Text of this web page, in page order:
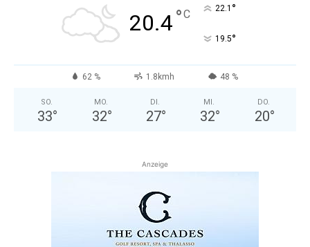
20.4°C 22.1 °
19.5°
62 % 1.8kmh 48 %
SO.
33°
MO.
32°
DI.
27°
MI.
32°
DO.
20°
Anzeige